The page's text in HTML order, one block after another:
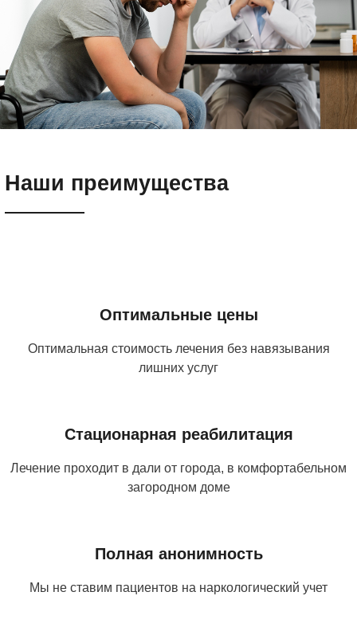
Наши преимущества
Оптимальные цены
Оптимальная стоимость лечения без навязывания
лишних услуг
Стационарная реабилитация
Лечение проходит в дали от города, в комфортабельном
загородном доме
Полная анонимность
Мы не ставим пациентов на наркологический учет